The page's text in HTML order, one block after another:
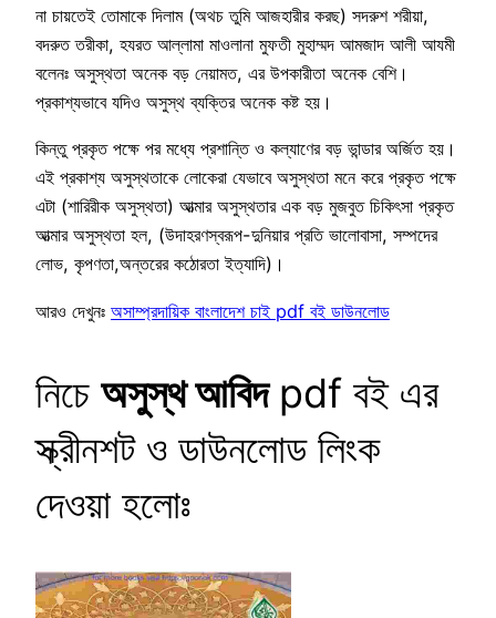
না চায়তেই তোমাকে দিলাম (অথচ তুমি আজহারীর করছ) সদরুশ শরীয়া,
বদরুত তরীকা, হযরত আল্লামা মাওলানা মুফতী মুহাম্মদ আমজাদ আলী আযমী
বলেনঃ অসুস্থতা অনেক বড় নেয়ামত, এর উপকারীতা অনেক বেশি।
প্রকাশ্যভাবে যদিও অসুস্থ ব্যক্তির অনেক কষ্ট হয়।
কিন্তু প্রকৃত পক্ষে পর মধ্যে প্রশান্তি ও কল্যাণের বড় ভান্ডার অর্জিত হয়।
এই প্রকাশ্য অসুস্থতাকে লোকেরা যেভাবে অসুস্থতা মনে করে প্রকৃত পক্ষে
এটা (শারিরীক অসুস্থতা) আত্মার অসুস্থতার এক বড় মুজবুত চিকিৎসা প্রকৃত
আত্মার অসুস্থতা হল, (উদাহরণস্বরূপ-দুনিয়ার প্রতি ভালোবাসা, সম্পদের
লোভ, কৃপণতা,অন্তরের কঠোরতা ইত্যাদি)।
আরও দেখুনঃ অসাম্প্রদায়িক বাংলাদেশ চাই pdf বই ডাউনলোড
নিচে অসুস্থ আবিদpdf বই এর
স্ক্রীনশট ও ডাউনলোড লিংক
দেওয়া হলোঃ